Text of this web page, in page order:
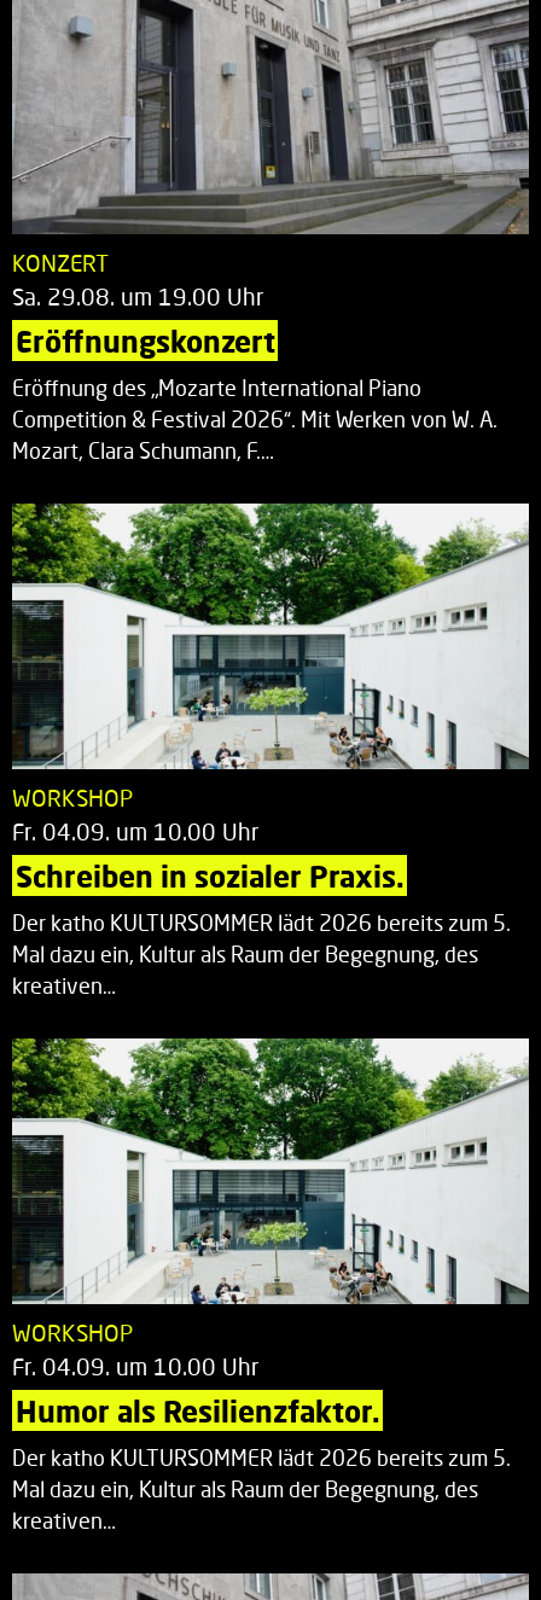
KONZERT
Sa. 29.08. um 19.00 Uhr
Eröffnungskonzert
Eröffnung des „Mozarte International Piano
Competition & Festival 2026“. Mit Werken von W. A.
Mozart, Clara Schumann, F.…
WORKSHOP
Fr. 04.09. um 10.00 Uhr
Schreiben in sozialer Praxis.
Der katho KULTURSOMMER lädt 2026 bereits zum 5.
Mal dazu ein, Kultur als Raum der Begegnung, des
kreativen…
WORKSHOP
Fr. 04.09. um 10.00 Uhr
Humor als Resilienzfaktor.
Der katho KULTURSOMMER lädt 2026 bereits zum 5.
Mal dazu ein, Kultur als Raum der Begegnung, des
kreativen…